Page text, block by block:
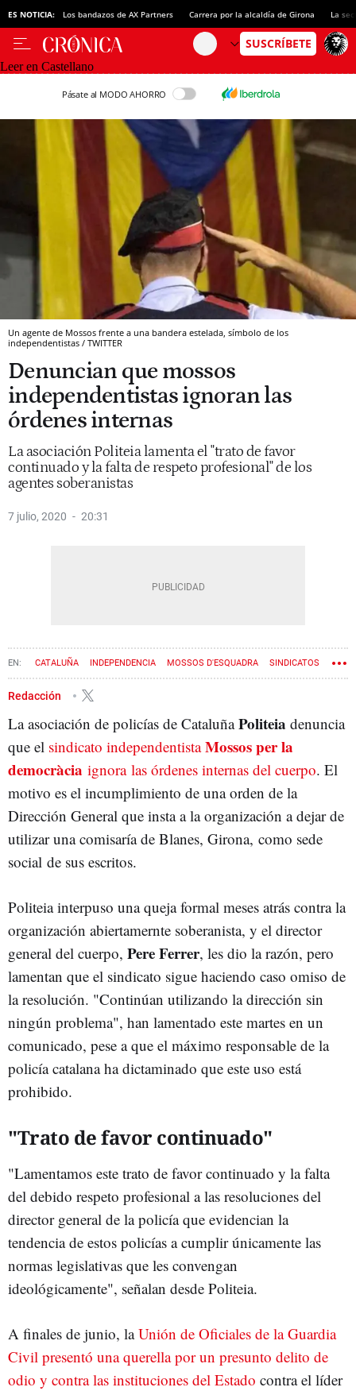
ES NOTICIA: Los bandazos de AX Partners Carrera por la alcaldía de Girona La
Leer en Castellano
Pásate al MODO AHORRO
Un agente de Mossos frente a una bandera estelada, símbolo de los
independentistas / TWITTER
Denuncian que mossos
independentistas ignoran las
órdenes internas
La asociación Politeia lamenta el "trato de favor
continuado y la falta de respeto profesional" de los
agentes soberanistas
7 julio, 2020 20:31
CATALUÑA INDEPENDENCIA MOSSOS D'ESQUADRA SINDICATOS
Redacción
La asociación de policías de CataluñaPoliteia denuncia
que el sindicato independentistaMossos per la
democràcia ignora las órdenes internas del cuerpo. El
motivo es el incumplimiento de una orden de la
Dirección General que insta a la organización a dejar de
utilizar una comisaría de Blanes, Girona, como sede
social de sus escritos.
Politeia interpuso una queja formal meses atrás contra la
organización abiertamernte soberanista, y el director
general del cuerpo, Pere Ferrer, les dio la razón, pero
lamentan que el sindicato sigue haciendo caso omiso de
la resolución. "Continúan utilizando la dirección sin
ningún problema", han lamentado este martes en un
comunicado, pese a que el máximo responsable de la
policía catalana ha dictaminado que este uso está
prohibido.
"Trato de favor continuado"
"Lamentamos este trato de favor continuado y la falta
del debido respeto profesional a las resoluciones del
director general de la policía que evidencian la
tendencia de estos policías a cumplir únicamente las
normas legislativas que les convengan
ideológicamente", señalan desde Politeia.
A finales de junio, laUnión de Oficiales de la Guardia
Civil presentó una querella por un presunto delito de
odio y contra las instituciones del Estado contra el líder